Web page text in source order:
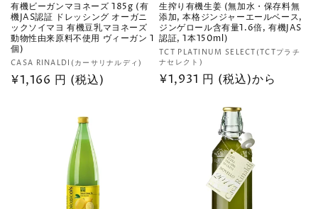
有機ビーガンマヨネーズ 185g (有
機JAS認証 ドレッシング オーガニ
ックソイマヨ 有機豆乳マヨネーズ
動物性由来原料不使用 ヴィーガン 1
個)
販
売
CASA RINALDI(カーサリナルディ)
通
¥1,166 円 (税込)
生搾り有機生姜 (無加水・保存料無
添加, 本格ジンジャーエールベース,
ジンゲロール含有量1.6倍, 有機JAS
認証, 1本150ml)
販
売
元:
TCT PLATINUM SELECT(TCTプラチ
ナセレクト)
通
¥1,931 円 (税込)から